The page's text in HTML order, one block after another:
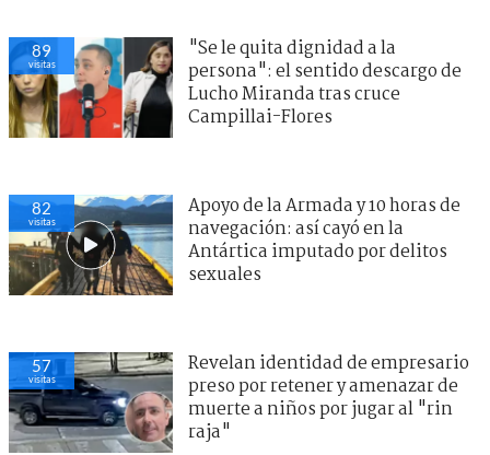
89
visitas
"Se le quita dignidad a la
persona": el sentido descargo de
Lucho Miranda tras cruce
Campillai-Flores
82
visitas
Apoyo de la Armada y 10 horas de
navegación: así cayó en la
Antártica imputado por delitos
sexuales
57
visitas
Revelan identidad de empresario
preso por retener y amenazar de
muerte a niños por jugar al "rin
raja"